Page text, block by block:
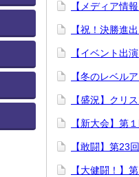
【メディア情
【祝！決勝進
【イベント出
【冬のレベル
【盛況】クリ
【新大会】第
【敢闘】第23
【大健闘！】